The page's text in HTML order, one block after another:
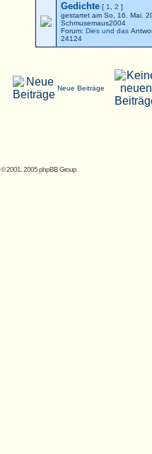
Gedichte [ 1 2 ]
gestartet am So, 16. Mai.
Schmusemaus2004
Forum: Dies und das
24124
Neue Beiträge
© 2001, 2005 phpBB Group